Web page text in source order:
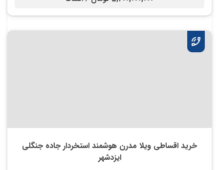
خرید اقساطی ویلا مدرن هوشمند استخردار جاده جنگلی
ایزدشهر